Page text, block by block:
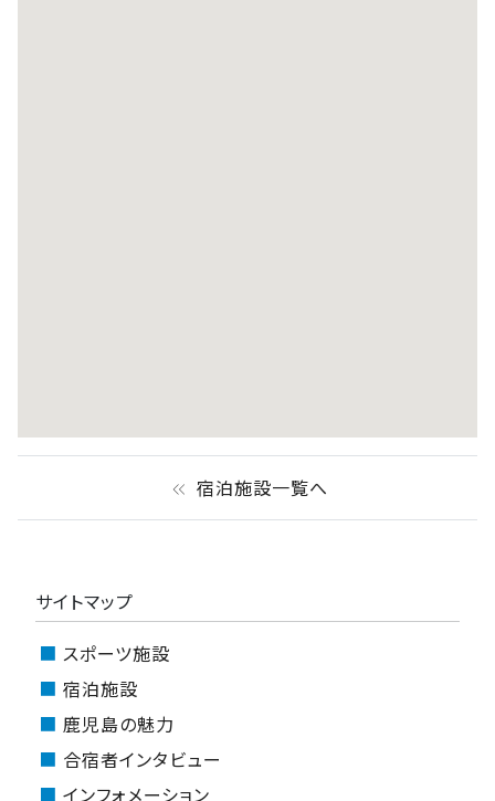
keyboard_double_arrow_left 宿泊施設一覧へ
サイトマップ
スポーツ施設
宿泊施設
鹿児島の魅力
合宿者インタビュー
インフォメーション